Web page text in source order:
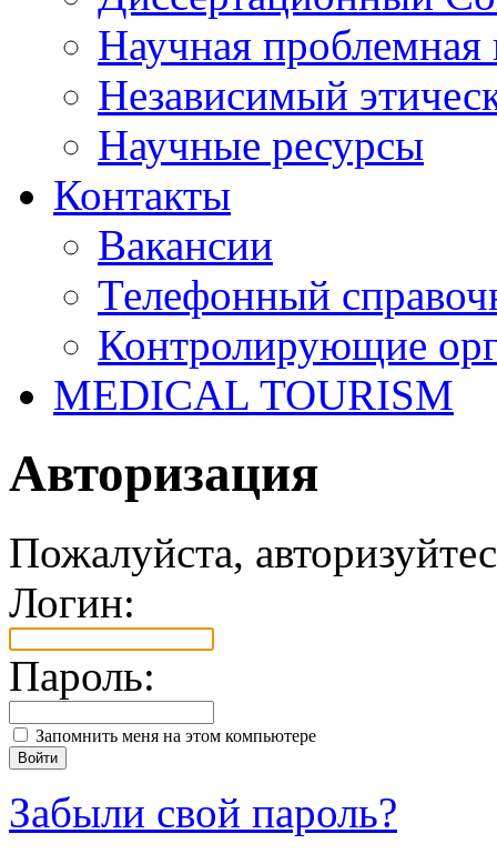
Научная проблемная
Независимый
Научные ресурсы
Контакты
Вакансии
Телефонный
Контролирующие
MEDICAL TOURISM
Авторизация
Пожалуйста,
Логин:
Пароль:
Запомнить меня на этом компьютере
Забыли свой пароль?